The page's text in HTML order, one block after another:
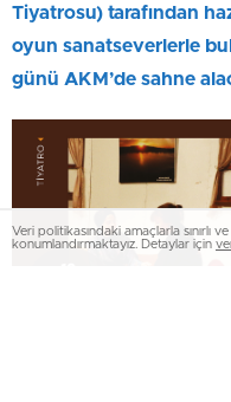
Tiyatrosu) tarafından
oyun sanatseverlerle
günü AKM’de sahne
Veri politikasındaki amaçlarla sınırlı
konumlandırmaktayız. Detaylar için